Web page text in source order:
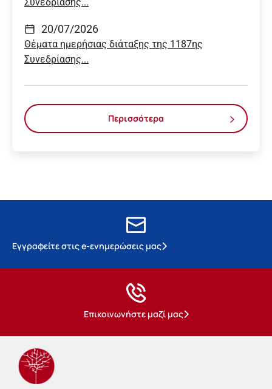
Συνεδρίασης...
20/07/2026
Θέματα ημερήσιας διάταξης της 1187ης
Συνεδρίασης...
Περισσότερα
Εγγραφείτε στις e-ενημερώσεις μας
Επικοινωνήστε μαζί μας